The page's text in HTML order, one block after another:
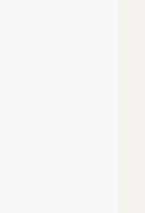
生の思い出と
リニューアル